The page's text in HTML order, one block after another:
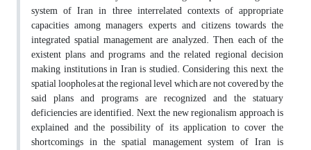
system of Iran in three interrelated contexts of appropriate
capacities among managers, experts and citizens towards the
integrated spatial management are analyzed. Then, each of the
existent plans and programs and the related regional decision
making institutions in Iran is studied. Considering this, next, the
spatial loopholes at the regional level which are not covered by the
said plans and programs are recognized and the statuary
deficiencies are identified. Next, the new regionalism approach is
explained and the possibility of its application to cover the
shortcomings in the spatial management system of Iran is